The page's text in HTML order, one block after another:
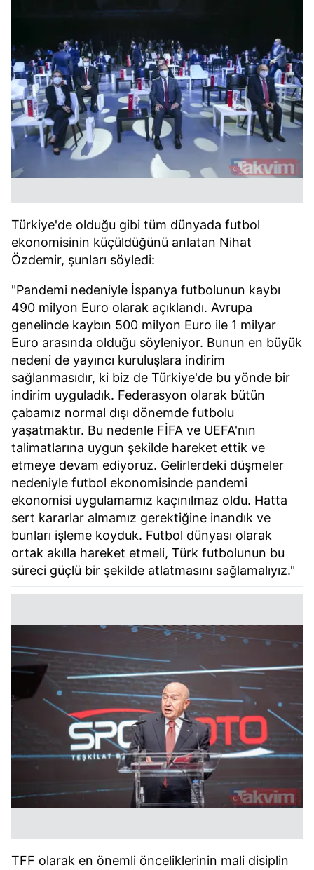
Türkiye'de olduğu gibi tüm dünyada futbol
ekonomisinin küçüldüğünü anlatan Nihat
Özdemir, şunları söyledi:
"Pandemi nedeniyle İspanya futbolunun kaybı
490 milyon Euro olarak açıklandı. Avrupa
genelinde kaybın 500 milyon Euro ile 1 milyar
Euro arasında olduğu söyleniyor. Bunun en büyük
nedeni de yayıncı kuruluşlara indirim
sağlanmasıdır, ki biz de Türkiye'de bu yönde bir
indirim uyguladık. Federasyon olarak bütün
çabamız normal dışı dönemde futbolu
yaşatmaktır. Bu nedenle FİFA ve UEFA'nın
talimatlarına uygun şekilde hareket ettik ve
etmeye devam ediyoruz. Gelirlerdeki düşmeler
nedeniyle futbol ekonomisinde pandemi
ekonomisi uygulamamız kaçınılmaz oldu. Hatta
sert kararlar almamız gerektiğine inandık ve
bunları işleme koyduk. Futbol dünyası olarak
ortak akılla hareket etmeli, Türk futbolunun bu
süreci güçlü bir şekilde atlatmasını sağlamalıyız."
TFF olarak en önemli önceliklerinin mali disiplin